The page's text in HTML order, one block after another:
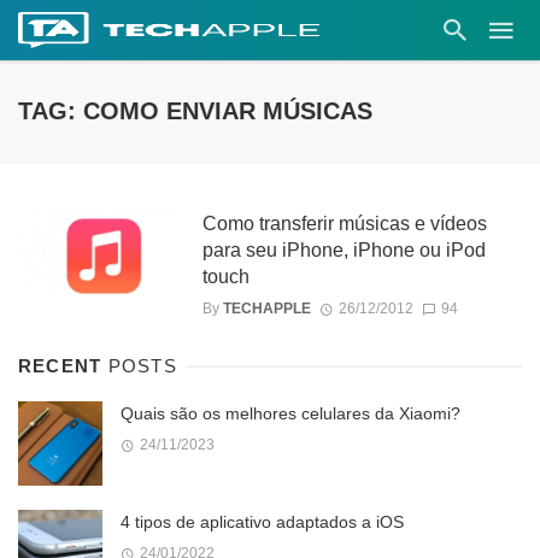
TAG: COMO ENVIAR MÚSICAS
Como transferir músicas e vídeos
para seu iPhone, iPhone ou iPod
touch
By TECHAPPLE 26/12/2012 94
RECENT POSTS
Quais são os melhores celulares da Xiaomi?
24/11/2023
4 tipos de aplicativo adaptados a iOS
24/01/2022